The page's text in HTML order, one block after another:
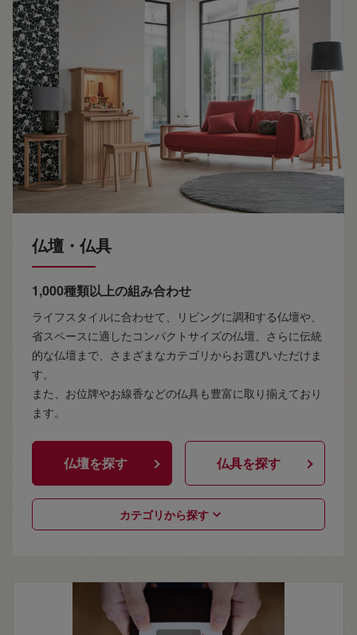
仏壇・仏具
1,000種類以上の組み合わせ
ライフスタイルに合わせて、リビングに調和する仏壇や、
省スペースに適したコンパクトサイズの仏壇、さらに伝統
的な仏壇まで、さまざまなカテゴリからお選びいただけま
す。
また、お位牌やお線香などの仏具も豊富に取り揃えており
ます。
仏壇を探す 仏具を探す
カテゴリから探す